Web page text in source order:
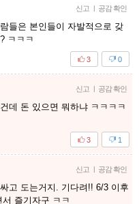
신고 | 공감 확인
들은 본인들이 자발적으로 갖
ㅋㅋㅋ
0
3
신고 | 공감 확인
데 돈 있으면 뭐하냐 ㅋㅋㅋㅋ
1
3
신고 | 공감 확인
고 도는거지. 기다려!! 6/3 이후
즐기자구 ㅋㅋ